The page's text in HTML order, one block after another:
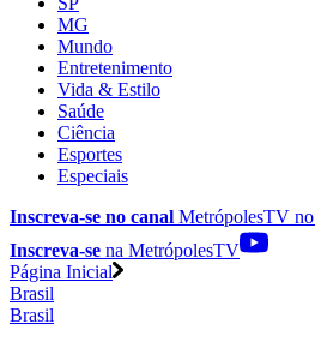
MG
Mundo
Entretenimento
Vida & Estilo
Saúde
Ciência
Esportes
Especiais
Inscreva-se no canal MetrópolesTV no
Inscreva-se na MetrópolesTV
Página Inicial
Brasil
Brasil